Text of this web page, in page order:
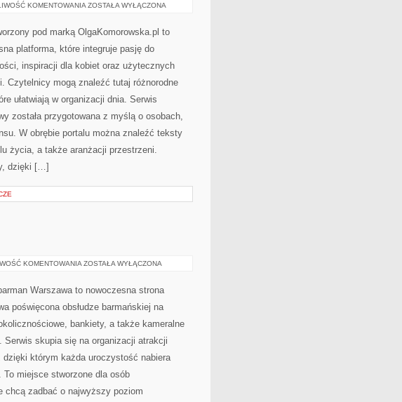
KOMENTOWANIA SPORT
ZOSTAŁA WYŁĄCZONA
pod marką OlgaKomorowska.pl to
platforma, które integruje pasję do
inspiracji dla kobiet oraz użytecznych
Czytelnicy mogą znaleźć tutaj różnorodne
ułatwiają w organizacji dnia. Serwis
została przygotowana z myślą o osobach,
W obrębie portalu można znaleźć teksty
życia, a także aranżacji przestrzeni.
dzięki […]
KOMENTOWANIA WINA
ZOSTAŁA WYŁĄCZONA
Warszawa to nowoczesna strona
poświęcona obsłudze barmańskiej na
bankiety, a także kameralne
Serwis skupia się na organizacji atrakcji
dzięki którym każda uroczystość nabiera
To miejsce stworzone dla osób
chcą zadbać o najwyższy poziom